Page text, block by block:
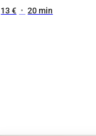
13 € • 20 min